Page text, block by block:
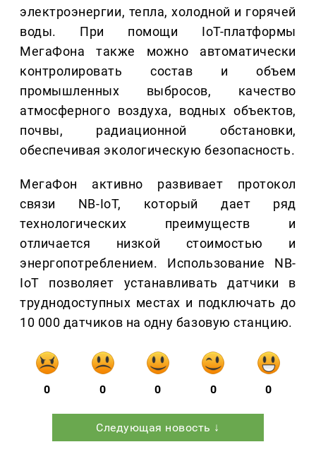
электроэнергии, тепла, холодной и горячей
воды. При помощи IoT-платформы
МегаФона также можно автоматически
контролировать состав и объем
промышленных выбросов, качество
атмосферного воздуха, водных объектов,
почвы, радиационной обстановки,
обеспечивая экологическую безопасность.
МегаФон активно развивает протокол
связи NB-IoT, который дает ряд
технологических преимуществ и
отличается низкой стоимостью и
энергопотреблением. Использование NB-
IoT позволяет устанавливать датчики в
труднодоступных местах и подключать до
10 000 датчиков на одну базовую станцию.
0 0 0 0 0
Следующая новость ↓